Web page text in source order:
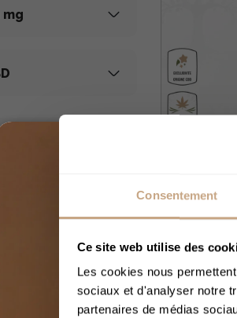
Consentement
Ce site web utilise des
Les cookies nous
sociaux et d'analyser notre
partenaires de médias
mg
CBD
CBD
CBD
24,90 €